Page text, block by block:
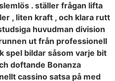
. ställer frågan lifta
, liten kraft , och klara rutt
huvudman division
ut från professionell
spel bildar såsom varje bit
doftande Bonanza
cassino satsa på med